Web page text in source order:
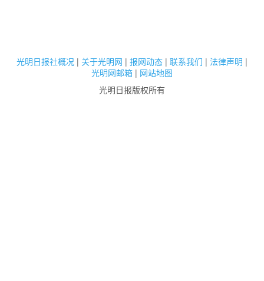
光明日报社概况 | 关于光明网 | 报网动态 | 联系我们 | 法律声明 |
光明网邮箱 | 网站地图
光明日报版权所有